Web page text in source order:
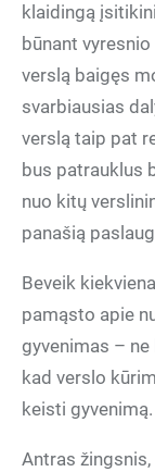
klaidingą
būnant
verslą baigęs
svarbiausias
verslą taip pat
bus patrauklus
nuo kitų
panašią
Beveik
pamąsto apie
gyvenimas – ne
kad verslo
keisti gyvenimą.
Antras